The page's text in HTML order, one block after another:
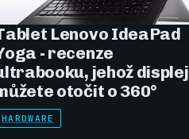
Lenovo IdeaPad
- recenze
jehož displej
otočit o 360°
HARDWARE